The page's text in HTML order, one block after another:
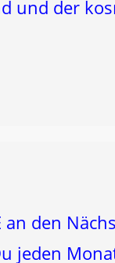
und der
an den
jeden